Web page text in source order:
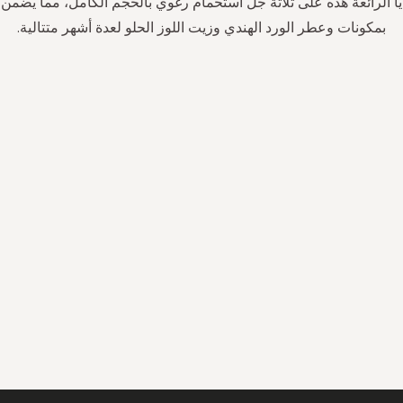
بمكونات وعطر الورد الهندي وزيت اللوز الحلو لعدة أشهر متتالية.